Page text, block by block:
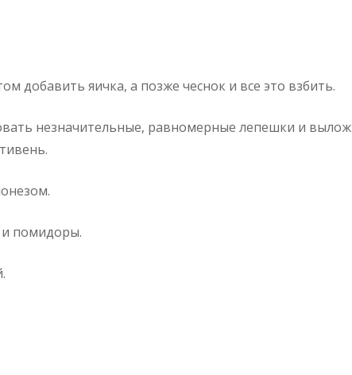
добавить яичка, а позже чеснок и все это взбить.
незначительные, равномерные лепешки и
помидоры.